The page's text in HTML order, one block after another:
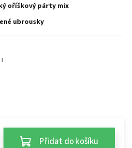
oříškový párty mix
ubrousky
Přidat do košíku